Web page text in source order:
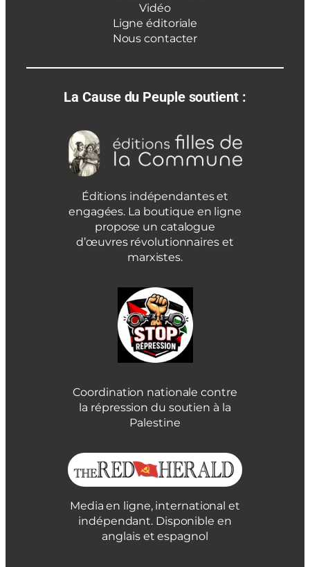
Vidéo
Ligne éditoriale
Nous contacter
La Cause du Peuple soutient :
Éditions indépendantes et
engagées. La boutique en ligne
propose un catalogue
d’œuvres révolutionnaires et
marxistes.
Coordination nationale contre
la répression du soutien à la
Palestine
Media en ligne, international et
indépendant. Disponible en
anglais et espagnol